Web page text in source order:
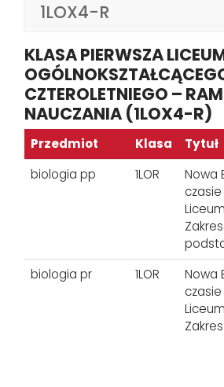
1LOX4-R
KLASA PIERWSZA
CZTEROLETNIEGO –
NAUCZANIA (1LOX4-R)
Przedmiot Klasa Tytuł
biologia pp
1LOR
Nowa
czasie
Zakres
biologia pr 1LOR
Nowa
czasie